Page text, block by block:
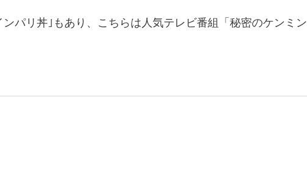
パリ丼｣もあり、こちらは人気テレビ番組「秘密のケンミン